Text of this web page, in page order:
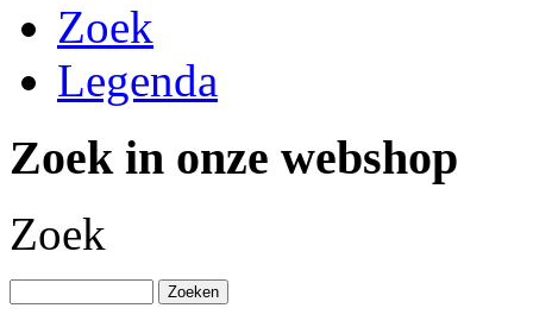
Zoek
Legenda
Zoek in onze webshop
Zoek